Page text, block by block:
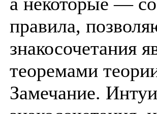
правила,
знакосочетания
теоремами
Замечание.